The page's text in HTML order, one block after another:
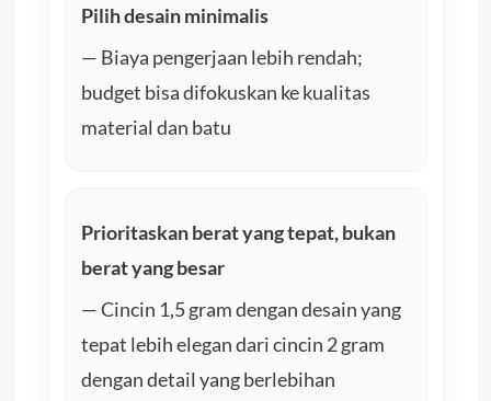
Pilih desain minimalis
— Biaya pengerjaan lebih rendah;
budget bisa difokuskan ke kualitas
material dan batu
Prioritaskan berat yang tepat, bukan
berat yang besar
— Cincin 1,5 gram dengan desain yang
tepat lebih elegan dari cincin 2 gram
dengan detail yang berlebihan